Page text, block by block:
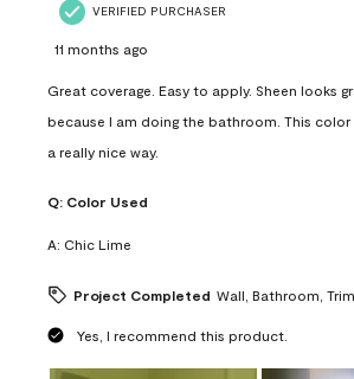
VERIFIED PURCHASER
11 months ago
Great coverage. Easy to apply. Sheen looks
because I am doing the bathroom. This
a really nice way.
Q: Color Used
A: Chic Lime
Project Completed Wall, Bathroom,
Yes, I recommend this product.